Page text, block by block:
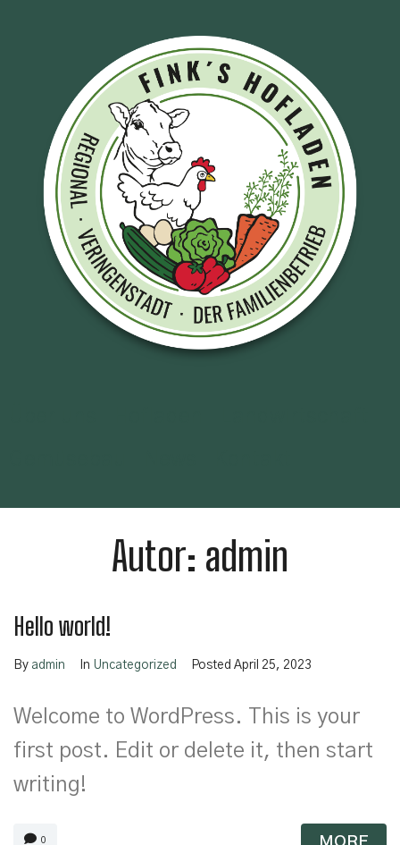
Autor: admin
Hello world!
By admin In Uncategorized Posted April 25, 2023
Welcome to WordPress. This is your
first post. Edit or delete it, then start
writing!
0